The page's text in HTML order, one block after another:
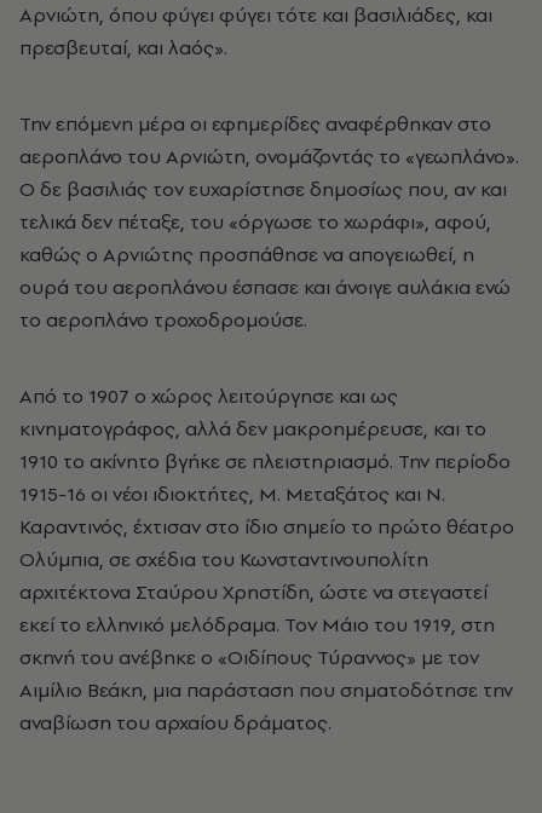
Αρνιώτη, όπου φύγει φύγει τότε και βασιλιάδες, και
πρεσβευταί, και λαός».
Την επόμενη μέρα οι εφημερίδες αναφέρθηκαν στο
αεροπλάνο του Αρνιώτη, ονομάζοντάς το «γεωπλάνο».
Ο δε βασιλιάς τον ευχαρίστησε δημοσίως που, αν και
τελικά δεν πέταξε, του «όργωσε το χωράφι», αφού,
καθώς ο Αρνιώτης προσπάθησε να απογειωθεί, η
ουρά του αεροπλάνου έσπασε και άνοιγε αυλάκια ενώ
το αεροπλάνο τροχοδρομούσε.
Από το 1907 ο χώρος λειτούργησε και ως
κινηματογράφος, αλλά δεν μακροημέρευσε, και το
1910 το ακίνητο βγήκε σε πλειστηριασμό. Την περίοδο
1915-16 οι νέοι ιδιοκτήτες, Μ. Μεταξάτος και Ν.
Καραντινός, έχτισαν στο ίδιο σημείο το πρώτο θέατρο
Ολύμπια, σε σχέδια του Κωνσταντινουπολίτη
αρχιτέκτονα Σταύρου Χρηστίδη, ώστε να στεγαστεί
εκεί το ελληνικό μελόδραμα. Τον Μάιο του 1919, στη
σκηνή του ανέβηκε ο «Οιδίπους Τύραννος» με τον
Αιμίλιο Βεάκη, μια παράσταση που σηματοδότησε την
αναβίωση του αρχαίου δράματος.